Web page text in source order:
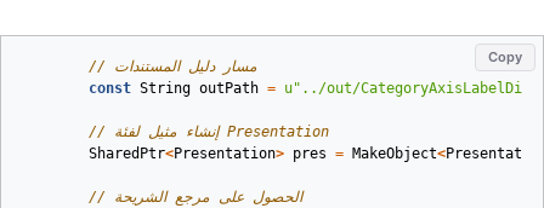
Copy
// مسار دليل المستندات
const String outPath = u"../out/
// إنشاء مثيل لفئة Presentation
SharedPtr<Presentation> pres = MakeObject<
// الحصول على مرجع الشريحة